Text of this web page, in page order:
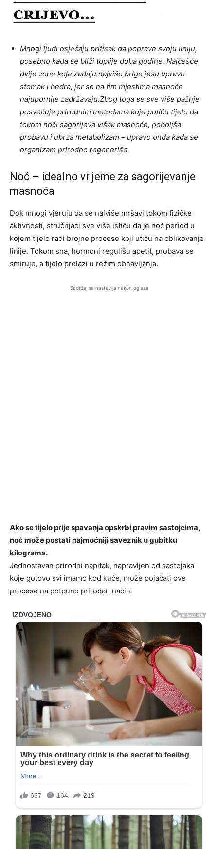
Mnogi ljudi osjećaju pritisak da poprave svoju liniju,
posebno kada se bliži toplije doba godine. Najčešće
dvije zone koje zadaju najviše brige jesu upravo
stomak i bedra, jer se na tim mjestima masnoće
najupornije zadržavaju.Zbog toga se sve više pažnje
posvećuje prirodnim metodama koje potiču tijelo da
tokom noći sagorijeva višak masnoće, poboljša
probavu i ubrza metabolizam – upravo onda kada se
organizam prirodno regeneriše.
Noć – idealno vrijeme za sagorijevanje
masnoća
Dok mnogi vjeruju da se najviše mršavi tokom fizičke
aktivnosti, stručnjaci sve više ističu da je noć period u
kojem tijelo radi brojne procese koji utiču na oblikovanje
linije. Tokom sna, hormoni regulišu apetit, probava se
smiruje, a tijelo prelazi u režim obnavljanja.
Sadržaj se nastavlja nakon oglasa
Ako se tijelo prije spavanja opskrbi pravim sastojcima,
noć može postati najmoćniji saveznik u gubitku
kilograma.
Jednostavan prirodni napitak, napravljen od sastojaka
koje gotovo svi imamo kod kuće, može pojačati ove
procese na potpuno prirodan način.